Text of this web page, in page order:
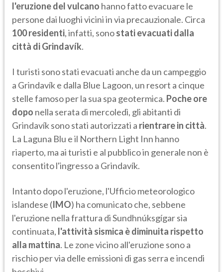
l'eruzione del vulcano hanno fatto evacuare le
persone dai luoghi vicini in via precauzionale. Circa
100 residenti, infatti, sonostati evacuati dalla
città di Grindavík.
I turisti sono stati evacuati anche da un campeggio
a Grindavík e dalla Blue Lagoon, un resort a cinque
stelle famoso per la sua spa geotermica. Poche ore
dopo nella serata di mercoledì, gli abitanti di
Grindavík sono stati autorizzati a rientrare in città.
La Laguna Blu e il Northern Light Inn hanno
riaperto, ma ai turisti e al pubblico in generale non è
consentito l'ingresso a Grindavík.
Intanto dopo l'eruzione, l'Ufficio meteorologico
islandese (IMO) ha comunicato che, sebbene
l'eruzione nella frattura di Sundhnúksgígar sia
continuata, l'attività sismica è diminuita rispetto
alla mattina. Le zone vicino all'eruzione sono a
rischio per via delle emissioni di gas serra e incendi